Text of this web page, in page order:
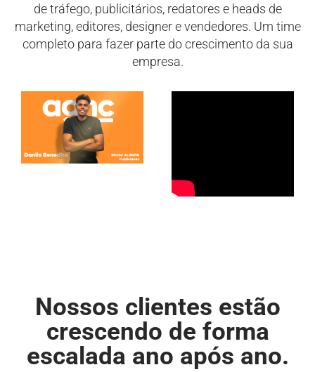
de tráfego, publicitários, redatores e heads de
marketing, editores, designer e vendedores. Um time
completo para fazer parte do crescimento da sua
empresa.
Nossos clientes estão
crescendo de forma
escalada ano após ano.